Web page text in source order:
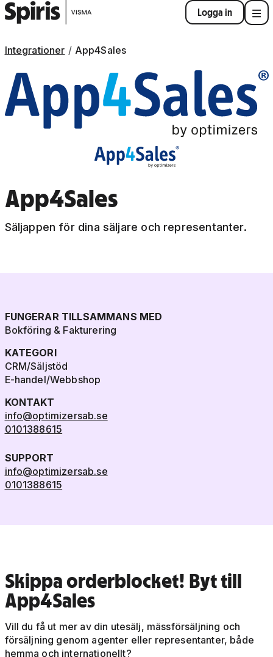
Logga in
Integrationer App4Sales
App4Sales
Säljappen för dina säljare och representanter.
FUNGERAR TILLSAMMANS MED
Bokföring & Fakturering
KATEGORI
CRM/Säljstöd
E-handel/Webbshop
KONTAKT
info@optimizersab.se
0101388615
SUPPORT
info@optimizersab.se
0101388615
Skippa orderblocket! Byt till
App4Sales
Vill du få ut mer av din utesälj, mässförsäljning och
försäljning genom agenter eller representanter, både
hemma och internationellt?